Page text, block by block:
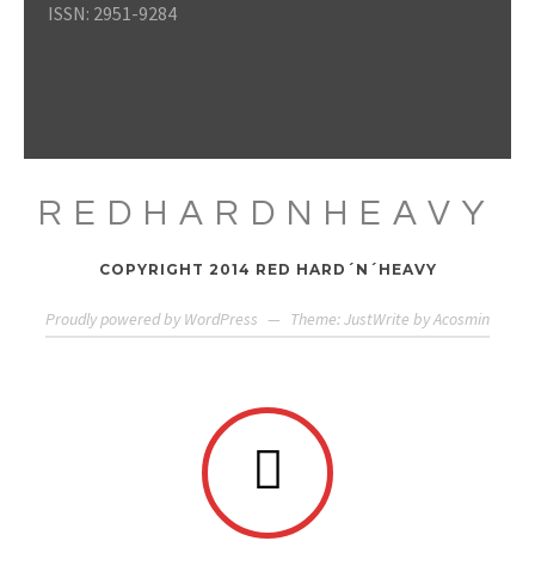
ISSN: 2951-9284
REDHARDNHEAVY
COPYRIGHT 2014 RED HARD´N´HEAVY
Proudly powered by WordPress — Theme: JustWrite byAcosmin